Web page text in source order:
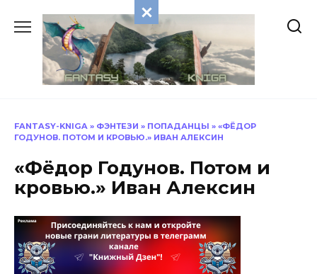
содержанию
FANTASY-KNIGA » ФЭНТЕЗИ » ПОПАДАНЦЫ » «ФЁДОР
ГОДУНОВ. ПОТОМ И КРОВЬЮ.» ИВАН АЛЕКСИН
«Фёдор Годунов. Потом и
кровью.» Иван Алексин